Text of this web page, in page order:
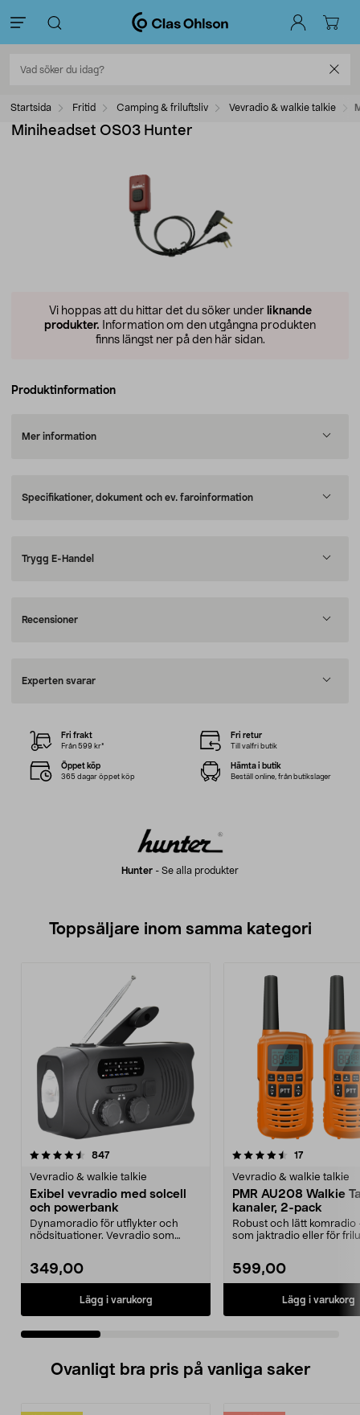
Startsida Fritid Camping & friluftsliv Vevradio & walkie talkie
Miniheadset OS03 Hunter
Vi hoppas att du hittar det du söker under liknande
produkter. Information om den utgångna produkten
finns längst ner på den här sidan.
Produktinformation
Mer information
Specifikationer, dokument och ev. faroinformation
Trygg E-Handel
Recensioner
Experten svarar
Hunter - Se alla produkter
Fri frakt
Från 599 kr*
Fri retur
Till valfri butik
Öppet köp
365 dagar öppet köp
Hämta i butik
Beställ online, från butikslager
Toppsäljare inom samma kategori
847recensioner
Vevradio & walkie talkie
Exibel vevradio med solcell
och powerbank
Dynamoradio för utflykter och
nödsituationer. Vevradio som
349,00
Lägg i varukorg
4.5 av 5 stjärnor 17recensioner
Vevradio & walkie talkie
PMR AU208 Walkie
kanaler, 2-pack
Robust och lätt komradio
som jaktradio eller för
599,00
Lägg i varukorg
4.5 av 5 stjärnor
Ovanligt bra pris på vanliga saker